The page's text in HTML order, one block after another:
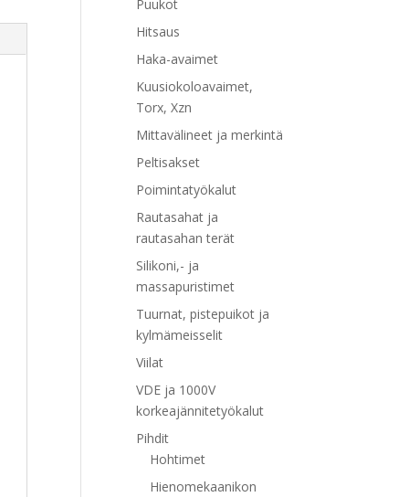
Puukot
Hitsaus
Haka-avaimet
Kuusiokoloavaimet,
Torx, Xzn
Mittavälineet ja merkintä
Peltisakset
Poimintatyökalut
Rautasahat ja
rautasahan terät
Silikoni,- ja
massapuristimet
Tuurnat, pistepuikot ja
kylmämeisselit
Viilat
VDE ja 1000V
korkeajännitetyökalut
Pihdit
Hohtimet
Hienomekaanikon